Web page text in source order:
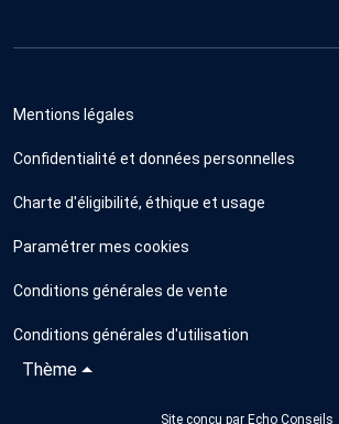
Mentions légales
Confidentialité et données personnelles
Charte d'éligibilité, éthique et usage
Paramétrer mes cookies
Conditions générales de vente
Conditions générales d'utilisation
Thème
Site conçu par Echo Conseils